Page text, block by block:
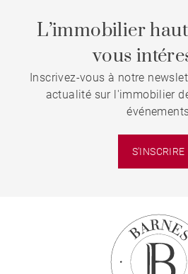
L’immobilier
vous
Inscrivez-vous à notre
actualité sur l'immobilier
S'INSCRIRE